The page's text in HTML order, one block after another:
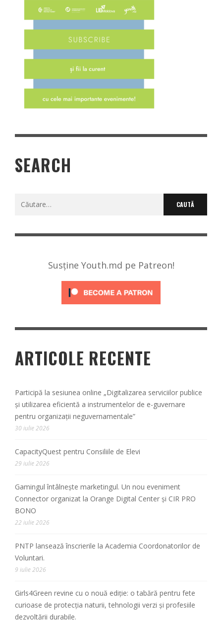
SEARCH
Caută
Susține Youth.md pe Patreon!
ARTICOLE RECENTE
Participă la sesiunea online „Digitalizarea serviciilor publice
și utilizarea eficientă a instrumentelor de e-guvernare
pentru organizații neguvernamentale”
30 iulie 2026
CapacityQuest pentru Consiliile de Elevi
29 iulie 2026
Gamingul întâlnește marketingul. Un nou eveniment
Connector organizat la Orange Digital Center și CIR PRO
BONO
22 iulie 2026
PNTP lansează înscrierile la Academia Coordonatorilor de
Voluntari.
9 iulie 2026
Girls4Green revine cu o nouă ediție: o tabără pentru fete
curioase de protecția naturii, tehnologii verzi și profesiile
dezvoltării durabile.